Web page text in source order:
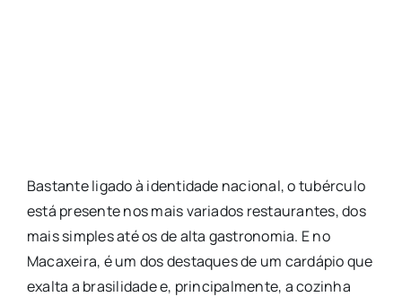
Bastante ligado à identidade nacional, o tubérculo
está presente nos mais variados restaurantes, dos
mais simples até os de alta gastronomia. E no
Macaxeira, é um dos destaques de um cardápio que
exalta a brasilidade e, principalmente, a cozinha